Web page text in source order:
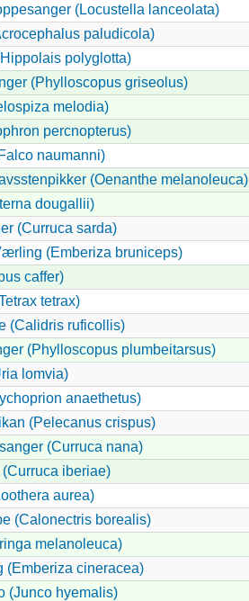
(Locustella lanceolata)
paludicola)
polyglotta)
(Phylloscopus griseolus)
melodia)
percnopterus)
naumanni)
(Oenanthe melanoleuca)
dougallii)
(Curruca sarda)
(Emberiza bruniceps)
caffer)
tetrax)
(Calidris ruficollis)
(Phylloscopus plumbeitarsus)
lomvia)
anaethetus)
(Pelecanus crispus)
(Curruca nana)
(Curruca iberiae)
aurea)
(Calonectris borealis)
melanoleuca)
cineracea)
(Junco hyemalis)